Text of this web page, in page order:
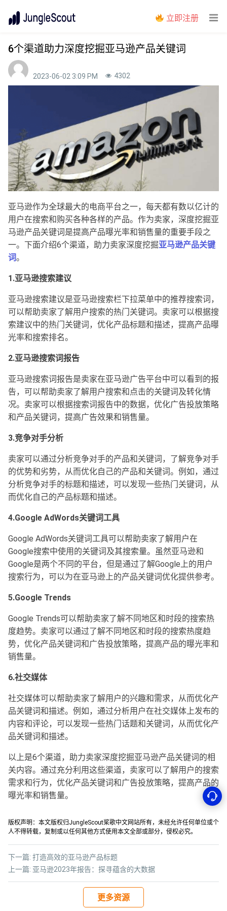
立即注册
6个渠道助力深度挖掘亚马逊产品关键词
2023-06-02 3:09 PM 4302
亚马逊作为全球最大的电商平台之一，每天都有数以亿计的
用户在搜索和购买各种各样的产品。作为卖家，深度挖掘亚
马逊产品关键词是提高产品曝光率和销售量的重要手段之
一。下面介绍6个渠道，助力卖家深度挖掘亚马逊产品关键
词。
1.亚马逊搜索建议
亚马逊搜索建议是亚马逊搜索栏下拉菜单中的推荐搜索词，
可以帮助卖家了解用户搜索的热门关键词。卖家可以根据搜
索建议中的热门关键词，优化产品标题和描述，提高产品曝
光率和搜索排名。
2.亚马逊搜索词报告
亚马逊搜索词报告是卖家在亚马逊广告平台中可以看到的报
告，可以帮助卖家了解用户搜索和点击的关键词及转化情
况。卖家可以根据搜索词报告中的数据，优化广告投放策略
和产品关键词，提高广告效果和销售量。
3.竞争对手分析
卖家可以通过分析竞争对手的产品和关键词，了解竞争对手
的优势和劣势，从而优化自己的产品和关键词。例如，通过
分析竞争对手的标题和描述，可以发现一些热门关键词，从
而优化自己的产品标题和描述。
4.Google AdWords关键词工具
Google AdWords关键词工具可以帮助卖家了解用户在
Google搜索中使用的关键词及其搜索量。虽然亚马逊和
Google是两个不同的平台，但是通过了解Google上的用户
搜索行为，可以为在亚马逊上的产品关键词优化提供参考。
5.Google Trends
Google Trends可以帮助卖家了解不同地区和时段的搜索热
度趋势。卖家可以通过了解不同地区和时段的搜索热度趋
势，优化产品关键词和广告投放策略，提高产品的曝光率和
销售量。
6.社交媒体
社交媒体可以帮助卖家了解用户的兴趣和需求，从而优化产
品关键词和描述。例如，通过分析用户在社交媒体上发布的
内容和评论，可以发现一些热门话题和关键词，从而优化产
品关键词和描述。
以上是6个渠道，助力卖家深度挖掘亚马逊产品关键词的相
关内容。通过充分利用这些渠道，卖家可以了解用户的搜索
需求和行为，优化产品关键词和广告投放策略，提高产品的
曝光率和销售量。
版权声明：本文版权归JungleScout桨歌中文网站所有，未经允许任何单位或个
人不得转载，复制或以任何其他方式使用本文全部或部分，侵权必究。
上一篇: 亚马逊2023年报告：探寻蕴含的大数据
下一篇: 打造高效的亚马逊产品标题
更多资源